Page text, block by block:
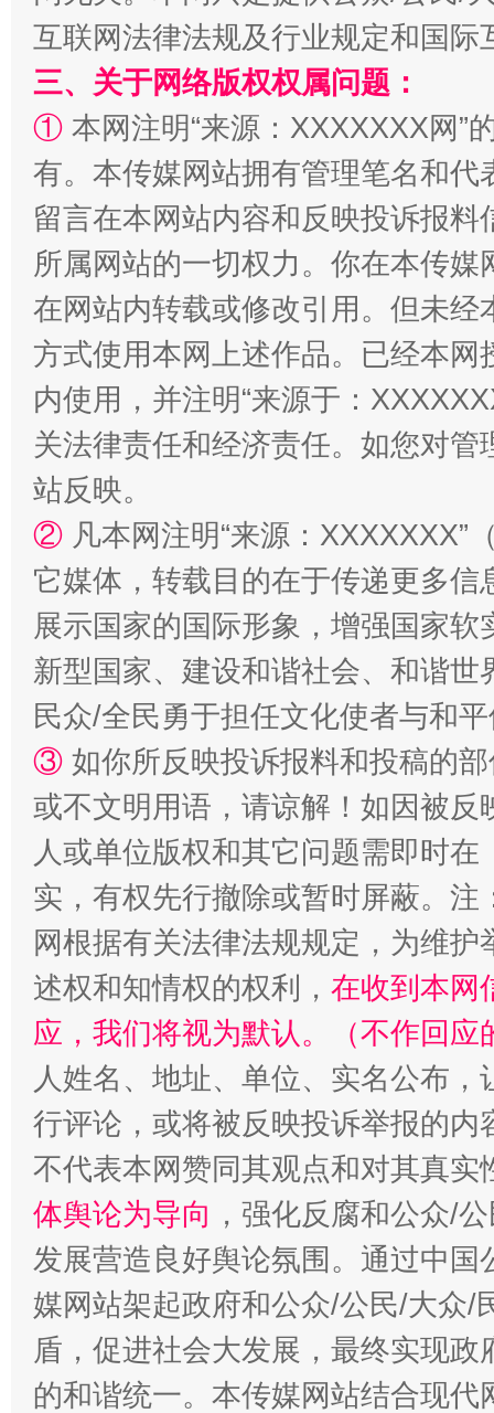
阿坝州三大球赛在茂县开幕 规模
国家大学科技园优化重塑工作
扯下公款旅游的“隐身衣” 如何以
“蜀中异人”王建安的艺术幻境
互联网法律法规及行业规定和国
三、关于网络版权权属问题：
① 本网注明“来源：XXXXXXX网”
有。本传媒网站拥有管理笔名和
留言在本网站内容和反映投诉报
所属网站的一切权力。你在本传
在网站内转载或修改引用。但未
方式使用本网上述作品。已经本
内使用，并注明“来源于：
关法律责任和经济责任。如您对
站反映。
② 凡本网注明“来源：
它媒体，转载目的在于传递更多
展示国家的国际形象，增强国家
新型国家、建设和谐社会、和谐
民众/全民勇于担任文化使者与和
③ 如你所反映投诉报料和投稿的
或不文明用语，请谅解！如因被
人或单位版权和其它问题需即时在
实，有权先行撤除或暂时屏蔽。
网根据有关法律法规规定，为维
述权和知情权的权利， 在收到本网
应，我们将视为默认。（不作回应
人姓名、地址、单位、实名公布
行评论，或将被反映投诉举报的
不代表本网赞同其观点和对其真实
体舆论为导向 ，强化反腐和公众/
发展营造良好舆论氛围。通过中
媒网站架起政府和公众/公民/大众/
盾，促进社会大发展，最终实现
的和谐统一。本传媒网站结合现